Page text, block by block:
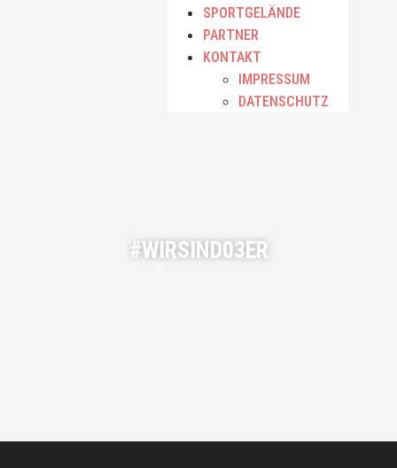
SPORTGELÄNDE
PARTNER
KONTAKT
IMPRESSUM
DATENSCHUTZ
#WIRSIND03ER